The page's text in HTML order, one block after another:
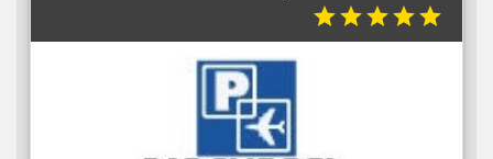
starstarstarstarstar